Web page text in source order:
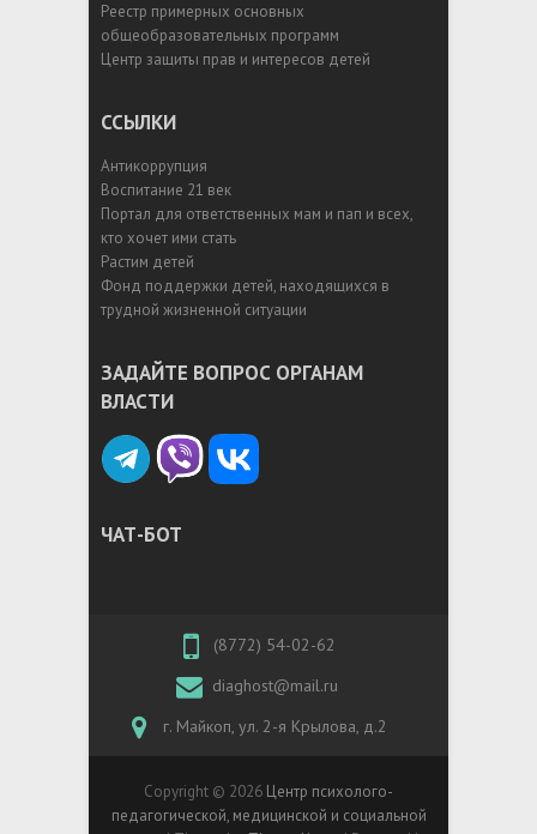
Реестр примерных основных
общеобразовательных программ
Центр защиты прав и интересов детей
ССЫЛКИ
Антикоррупция
Воспитание 21 век
Портал для ответственных мам и пап и всех,
кто хочет ими стать
Растим детей
Фонд поддержки детей, находящихся в
трудной жизненной ситуации
ЗАДАЙТЕ ВОПРОС ОРГАНАМ
ВЛАСТИ
ЧАТ-БОТ
(8772) 54-02-62
diaghost@mail.ru
г. Майкоп, ул. 2-я Крылова, д.2
Copyright © 2026 Центр психолого-
педагогической, медицинской и социальной